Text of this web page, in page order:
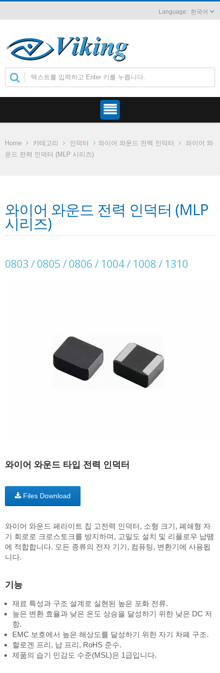
한국어
Home 카테고리 인덕터 와이어 와운드 전력 인덕터
와이어 와
운드 전력 인덕터 (MLP 시리즈)
와이어 와운드 전력 인덕터 (MLP
시리즈)
0803 / 0805 / 0806 / 1004 / 1008 / 1310
와이어 와운드 타입 전력 인덕터
Files Download
와이어 와운드 페라이트 칩 고전력 인덕터, 소형 크기, 폐쇄형 자
기 회로로 크로스토크를 방지하며, 고밀도 설치 및 리플로우 납땜
에 적합합니다. 모든 종류의 전자 기기, 컴퓨팅, 변환기에 사용됩
니다.
기능
재료 특성과 구조 설계로 실현된 높은 포화 전류.
높은 변환 효율과 낮은 온도 상승을 달성하기 위한 낮은 DC 저
항.
EMC 보호에서 높은 해상도를 달성하기 위한 자기 차폐 구조.
할로겐 프리, 납 프리, RoHS 준수.
제품의 습기 민감도 수준(MSL)은 1급입니다.